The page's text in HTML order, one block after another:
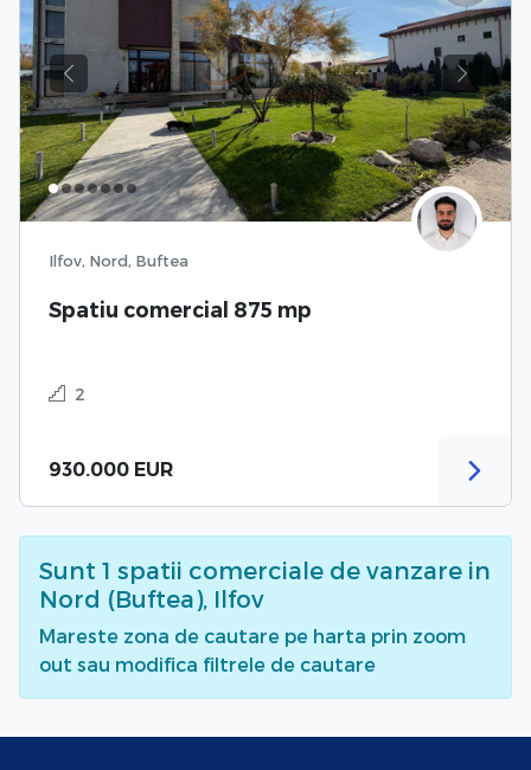
Previous Next
Ilfov, Nord, Buftea
Spatiu comercial 875 mp
2
930.000 EUR
Sunt 1 spatii comerciale de vanzare in
Nord (Buftea), Ilfov
Mareste zona de cautare pe harta prin zoom
out sau modifica filtrele de cautare